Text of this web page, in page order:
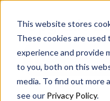
This website stores
These cookies are
experience and provide
to you, both on this
media. To find out more
see our Privacy Policy.
Upgrade